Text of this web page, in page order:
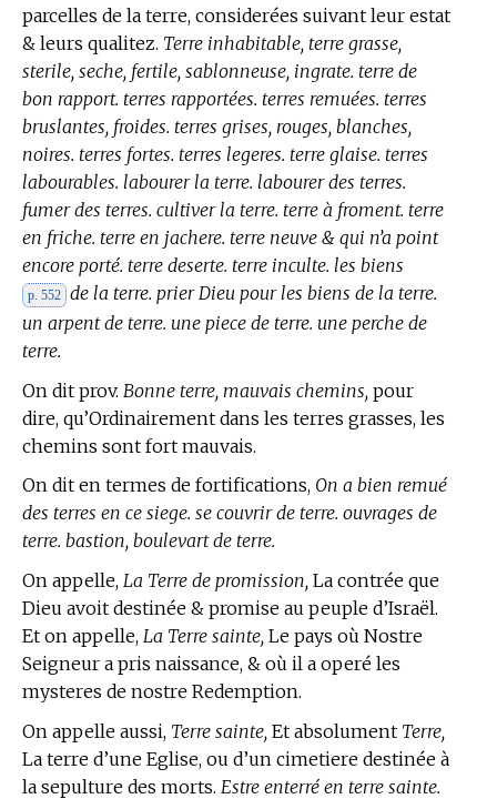
parcelles de la terre, considerées suivant leur estat
& leurs qualitez. Terre inhabitable, terre grasse,
sterile, seche, fertile, sablonneuse, ingrate. terre de
bon rapport. terres rapportées. terres remuées. terres
bruslantes, froides. terres grises, rouges, blanches,
noires. terres fortes. terres legeres. terre glaise. terres
labourables. labourer la terre. labourer des terres.
fumer des terres. cultiver la terre. terre à froment. terre
en friche. terre en jachere. terre neuve & qui n’a point
encore porté. terre deserte. terre inculte. les biens
p. 552 de la terre. prier Dieu pour les biens de la terre.
un arpent de terre. une piece de terre. une perche de
terre.
On dit prov. Bonne terre, mauvais chemins, pour
dire, qu’Ordinairement dans les terres grasses, les
chemins sont fort mauvais.
On dit en termes de fortifications, On a bien remué
des terres en ce siege. se couvrir de terre. ouvrages de
terre. bastion, boulevart de terre.
On appelle, La Terre de promission, La contrée que
Dieu avoit destinée & promise au peuple d’Israël.
Et on appelle, La Terre sainte, Le pays où Nostre
Seigneur a pris naissance, & où il a operé les
mysteres de nostre Redemption.
On appelle aussi, Terre sainte, Et absolument Terre,
La terre d’une Eglise, ou d’un cimetiere destinée à
la sepulture des morts. Estre enterré en terre sainte.